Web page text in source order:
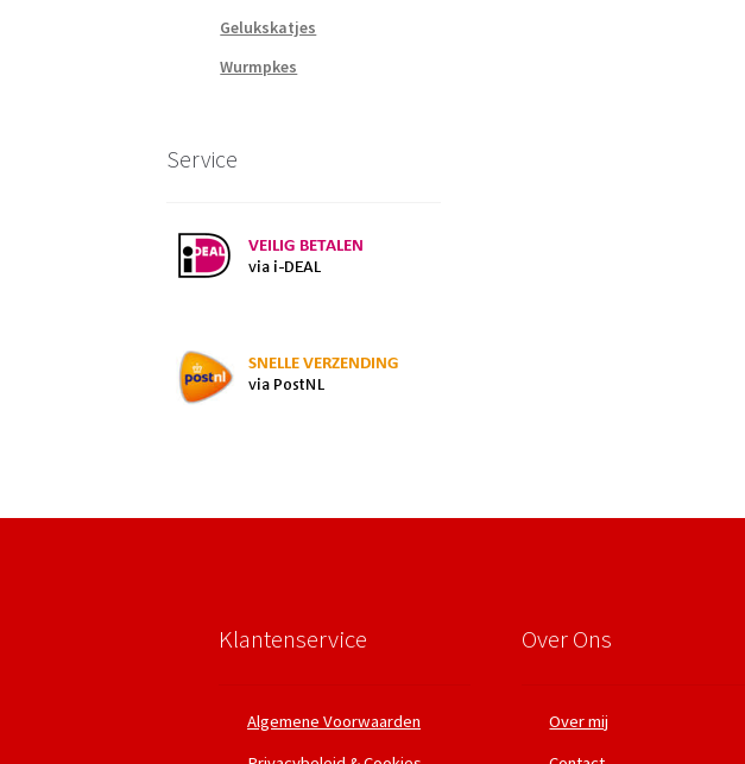
Gelukskatjes
Wurmpkes
Service
Klantenservice
Algemene Voorwaarden
Over Ons
Over mij